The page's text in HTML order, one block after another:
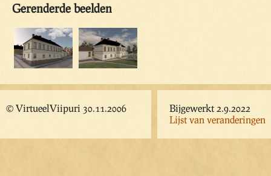
Gerenderde beelden
© VirtueelViipuri 30.11.2006
Bijgewerkt 2.9.2022
Lijst van veranderingen